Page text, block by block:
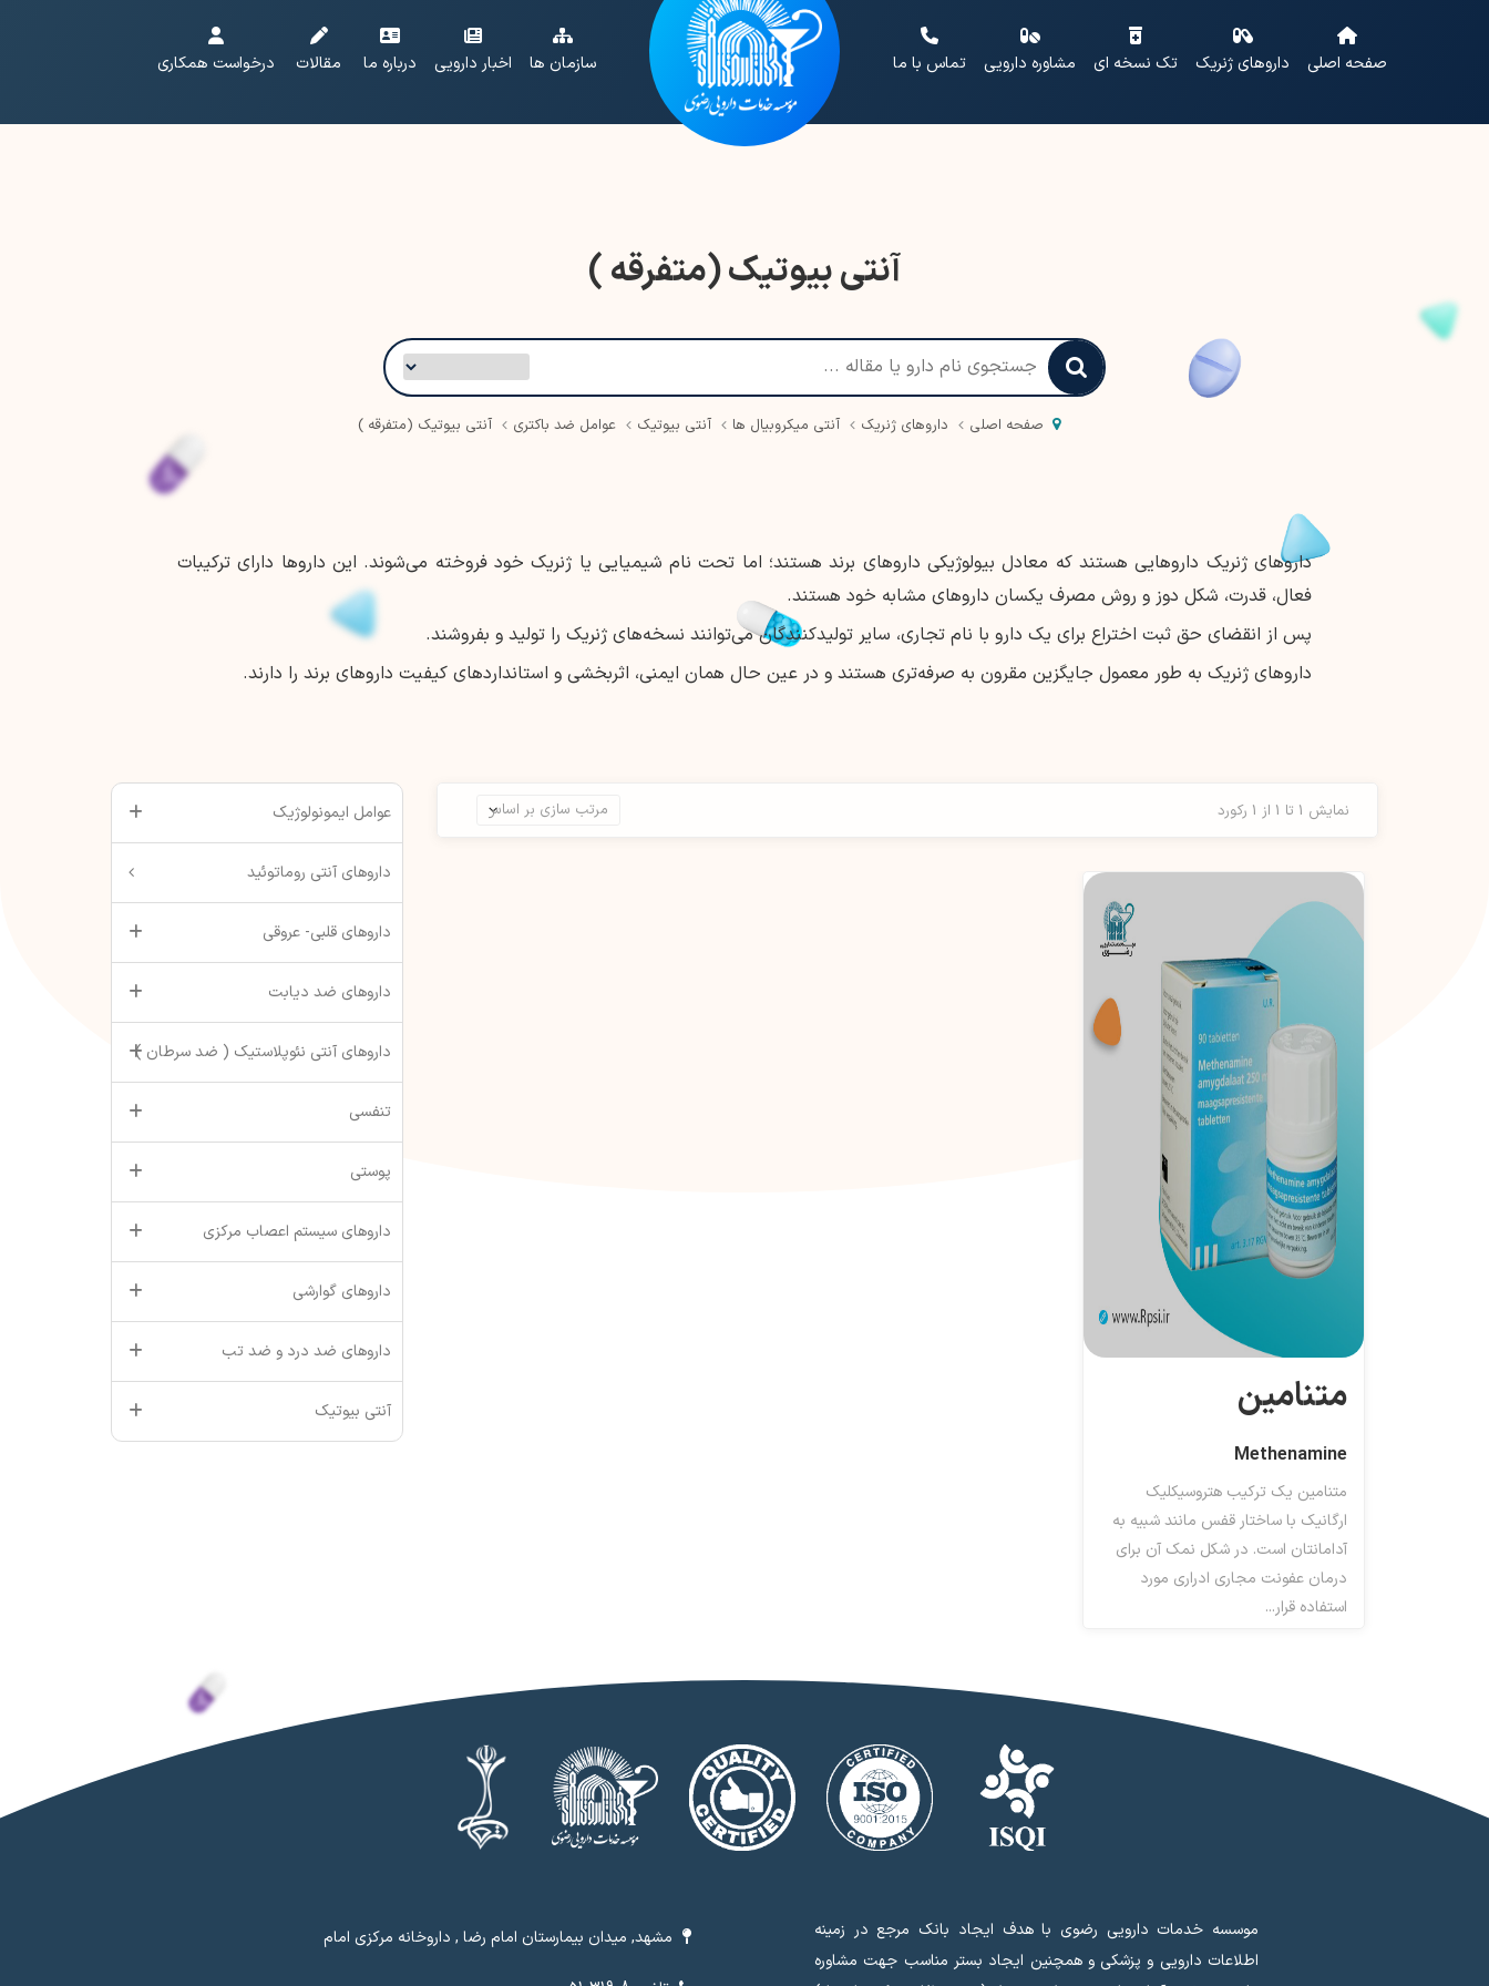
صفحه اصلی داروهای ژنریک تک نسخه ای مشاوره دارویی تماس با ما سازمان ها اخبار دارویی درباره ما مقالات درخواست همکاری
آنتی بیوتیک (متفرقه )
صفحه اصلی داروهای ژنریک آنتی میکروبیال ها آنتی بیوتیک عوامل ضد باکتری آنتی بیوتیک (متفرقه )
داروهای ژنریک داروهایی هستند که معادل بیولوژیکی داروهای برند هستند؛ اما تحت نام شیمیایی یا ژنریک خود فروخته می‌شوند. این داروها دارای ترکیبات
فعال، قدرت، شکل دوز و روش مصرف یکسان داروهای مشابه خود هستند.
پس از انقضای حق ثبت اختراع برای یک دارو با نام تجاری، سایر تولیدکنندگان می‌توانند نسخه‌های ژنریک را تولید و بفروشند.
داروهای ژنریک به طور معمول جایگزین مقرون به صرفه‌تری هستند و در عین حال همان ایمنی، اثربخشی و استانداردهای کیفیت داروهای برند را دارند.
نمایش 1 تا 1 از 1 رکورد
متنامین
Methenamine
متنامین یک ترکیب هتروسیکلیک
ارگانیک با ساختار قفس مانند شبیه به
آدامانتان است. در شکل نمک آن برای
درمان عفونت مجاری ادراری مورد
استفاده قرار...
عوامل ایمونولوژیک
داروهای آنتی روماتوئید
داروهای قلبی- عروقی
داروهای ضد دیابت
داروهای آنتی نئوپلاستیک ( ضد سرطان )
تنفسی
پوستی
داروهای سیستم اعصاب مرکزی
داروهای گوارشی
داروهای ضد درد و ضد تب
آنتی بیوتیک
موسسه خدمات دارویی رضوی با هدف ایجاد بانک مرجع در زمینه
اطلاعات دارویی و پزشکی و همچنین ایجاد بستر مناسب جهت مشاوره
مشهد, میدان بیمارستان امام رضا , داروخانه مرکزی امام